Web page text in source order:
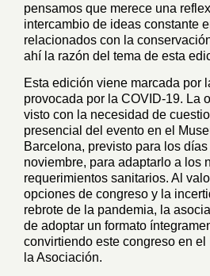
pensamos que merece una
intercambio de ideas constante
relacionados con la
ahí la razón del tema de esta
Esta edición viene marcada por
provocada por la COVID-19. La
visto con la necesidad de
presencial del evento en el
Barcelona, previsto para los
noviembre, para adaptarlo a los
requerimientos sanitarios. Al
opciones de congreso y la
rebrote de la pandemia, la
de adoptar un formato
convirtiendo este congreso en
la Asociación.